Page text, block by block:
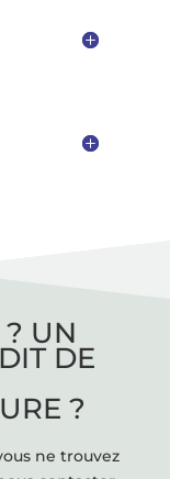
UN
DE
?
ne trouvez